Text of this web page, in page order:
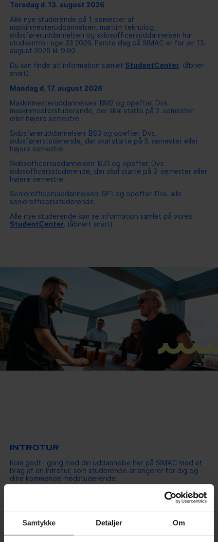
Samtykke Detaljer Om
ORGANISATIONEN
FORSKNING OG
UDVIKLING
KVALITETSSTYRING
STUDIESTART
ERASMUS+
BESTYRELSE
Torsdag d. 13. august 2026
Alle nye studerende på 1. semester af
maskinmesteruddannelsen, maritim teknolog,
skibsføreruddannelsen og skibsofficersuddannelsen har
studieintro i uge 33 2026. Første dag på SIMAC er for jer 13.
august 2026 kl. 9.00.
Du kan finde alt information samlet StudentCenter. (åbner
snart)
Mandag d. 17. august 2026
Maskinmesteruddannelsen: BM2 og opefter. Dvs.
maskinmesterstuderende, der skal starte på 2. semester
eller højere semestre.
Skibsføreruddannelsen: BS3 og opefter. Dvs.
skibsførerstuderende, der skal starte på 3. semester eller
højere semestre.
Skibsofficersuddannelsen: BJ3 og opefter. Dvs.
skibsofficersstuderende, der skal starte på 3. semester eller
højere semestre.
Seniorofficersuddannelsen: SE1 og opefter. Dvs. alle
seniorofficersstuderende.
Alle nye studerende kan se information samlet på vores
StudentCenter. (åbnert snart)
INTROTUR
Kom godt i gang med din uddannelse her på SIMAC med et
brag af en Introtur, som studerende arrangerer for dig og
dine kommende medstuderende.
Introturen er for alle nye studerende SIMAC. Det er
frivilligt, om du vil med, men vi anbefaler, at du deltager, for